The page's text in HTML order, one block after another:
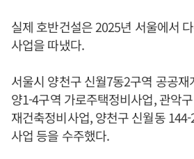
실제 호반건설은 2025년 서울에서
사업을 따냈다.
서울시 양천구 신월7동2구역 공공
양1-4구역 가로주택정비사업, 관악
재건축정비사업, 양천구 신월동
사업 등을 수주했다.